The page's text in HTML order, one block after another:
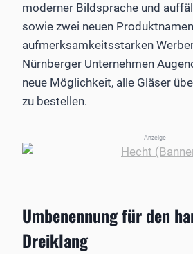
moderner Bildsprache und
sowie zwei neuen
aufmerksamkeitsstarken
Nürnberger Unternehmen
neue Möglichkeit, alle Gläser
zu bestellen.
Anzeige
Umbenennung für den
Dreiklang